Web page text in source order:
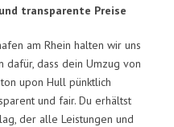
transparente Preise
am Rhein halten wir uns
dass dein Umzug von
upon Hull pünktlich
und fair. Du erhältst
der alle Leistungen und